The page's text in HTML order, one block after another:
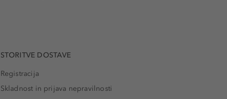
STORITVE DOSTAVE
Registracija
Skladnost in prijava nepravilnosti